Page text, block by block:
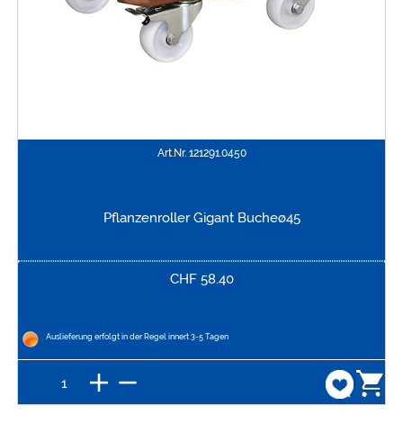
Art.Nr. 121291.0450
Pflanzenroller Gigant Bucheø45
CHF 58.40
Auslieferung erfolgt in der Regel innert 3-5 Tagen